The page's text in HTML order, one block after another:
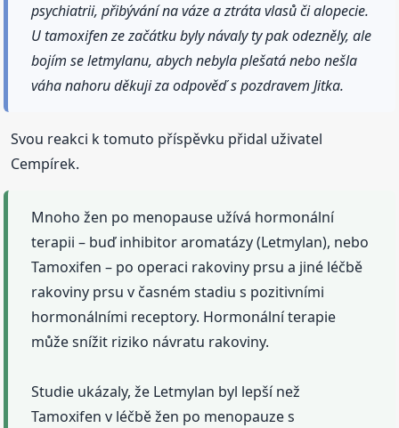
psychiatrii, přibývání na váze a ztráta vlasů či alopecie.
U tamoxifen ze začátku byly návaly ty pak odezněly, ale
bojím se letmylanu, abych nebyla plešatá nebo nešla
váha nahoru děkuji za odpověď s pozdravem Jitka.
Svou reakci k tomuto příspěvku přidal uživatel
Cempírek.
Mnoho žen po menopause užívá hormonální
terapii – buď inhibitor aromatázy (Letmylan), nebo
Tamoxifen – po operaci rakoviny prsu a jiné léčbě
rakoviny prsu v časném stadiu s pozitivními
hormonálními receptory. Hormonální terapie
může snížit riziko návratu rakoviny.
Studie ukázaly, že Letmylan byl lepší než
Tamoxifen v léčbě žen po menopauze s